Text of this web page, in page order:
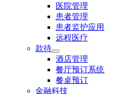
医院管理
患者管理
患者监护应用
远程医疗
款待
酒店管理
餐厅预订系统
餐桌预订
金融科技